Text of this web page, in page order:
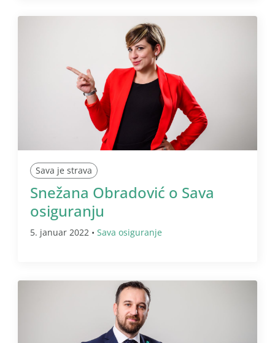
Sava je strava
Snežana Obradović o Sava
osiguranju
5. januar 2022 • Sava osiguranje